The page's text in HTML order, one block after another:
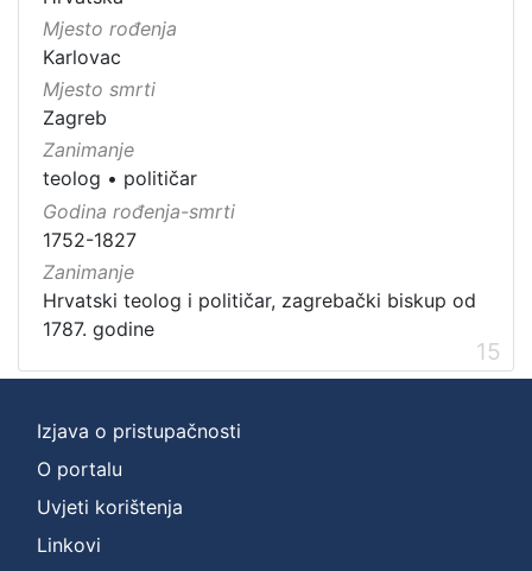
Mjesto rođenja
Karlovac
Mjesto smrti
Zagreb
Zanimanje
teolog • političar
Godina rođenja-smrti
1752-1827
Zanimanje
Hrvatski teolog i političar, zagrebački biskup od
1787. godine
15
Izjava o pristupačnosti
O portalu
Uvjeti korištenja
Linkovi